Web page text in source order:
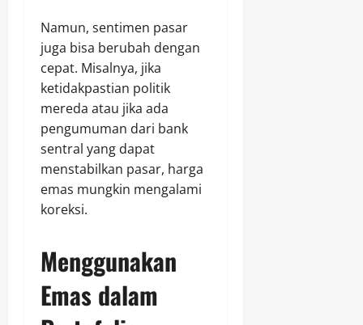
Namun, sentimen pasar
juga bisa berubah dengan
cepat. Misalnya, jika
ketidakpastian politik
mereda atau jika ada
pengumuman dari bank
sentral yang dapat
menstabilkan pasar, harga
emas mungkin mengalami
koreksi.
Menggunakan
Emas dalam